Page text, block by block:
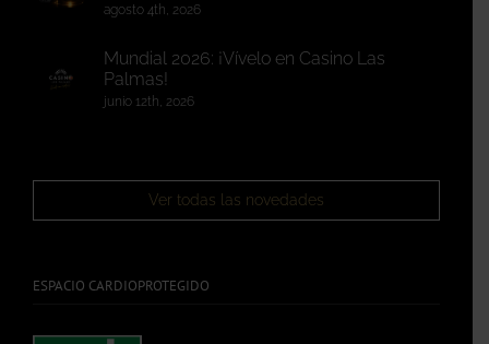
agosto 4th, 2026
Mundial 2026: ¡Vívelo en Casino Las
Palmas!
junio 12th, 2026
Ver todas las novedades
ESPACIO CARDIOPROTEGIDO